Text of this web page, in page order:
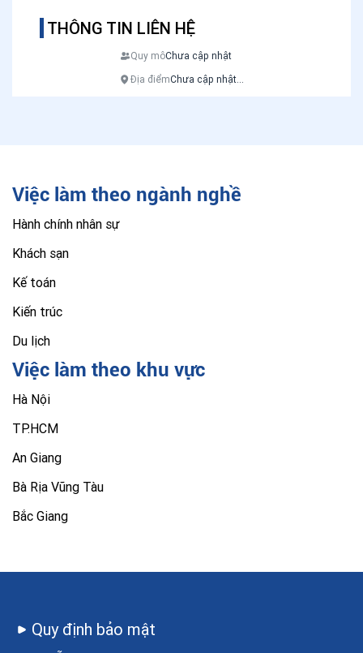
THÔNG TIN LIÊN HỆ
Quy môChưa cập nhật
Địa điểmChưa cập nhật...
Việc làm theo ngành nghề
Hành chính nhân sự
Khách sạn
Kế toán
Kiến trúc
Du lịch
Việc làm theo khu vực
Hà Nội
TP.HCM
An Giang
Bà Rịa Vũng Tàu
Bắc Giang
Quy định bảo mật